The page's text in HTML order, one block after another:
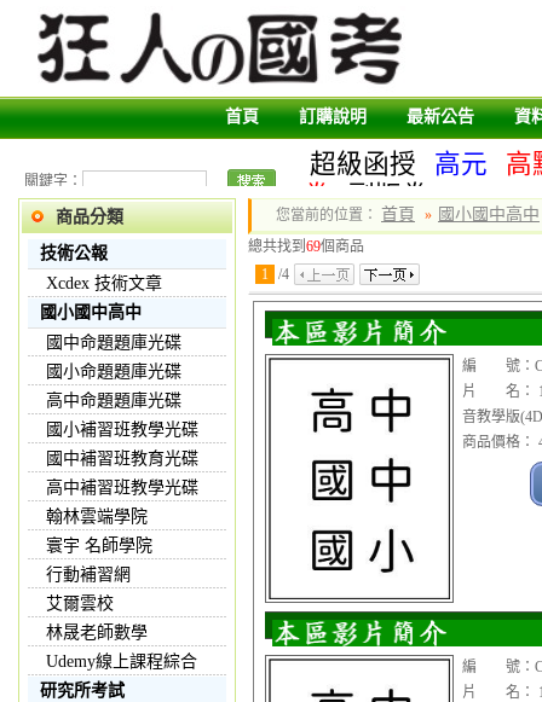
首頁 訂購說明 最新公告 資
關鍵字：
超級函授 高元
高
卷
副版卷
商品分類
技術公報
Xcdex 技術文章
國小國中高中
國中命題題庫光碟
國小命題題庫光碟
高中命題題庫光碟
國小補習班教學光碟
國中補習班教育光碟
高中補習班教學光碟
翰林雲端學院
寰宇 名師學院
行動補習網
艾爾雲校
林晟老師數學
Udemy線上課程綜合
研究所考試
您當前的位置： 首頁 » 國小國中高中
總共找到 69個商品
1 /4
編 號：
片 名：
音教學版
商品價格：
編 號：
片 名：